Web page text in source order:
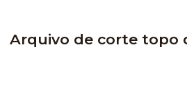
Arquivo de corte topo